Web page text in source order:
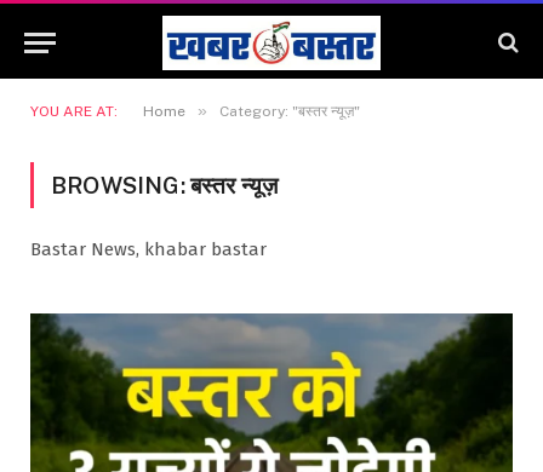
YOU ARE AT: Home » Category: "बस्तर न्यूज़"
BROWSING:बस्तर न्यूज़
Bastar News, khabar bastar